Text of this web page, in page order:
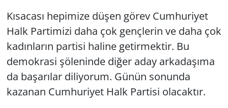
Kısacası hepimize düşen görev Cumhuriyet
Halk Partimizi daha çok gençlerin ve daha çok
kadınların partisi haline getirmektir. Bu
demokrasi şöleninde diğer aday arkadaşıma
da başarılar diliyorum. Günün sonunda
kazanan Cumhuriyet Halk Partisi olacaktır.